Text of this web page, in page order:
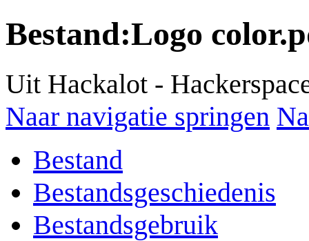
Bestand:Logo
Uit Hackalot -
Naar navigatie springen
Bestand
Bestandsgeschiedenis
Bestandsgebruik